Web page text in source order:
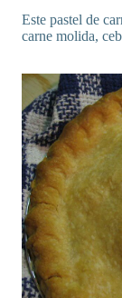
Este pastel de
carne molida,